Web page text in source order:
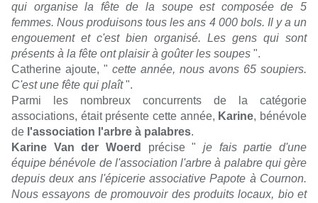
qui organise la fête de la soupe est composée de 5
femmes. Nous produisons tous les ans 4 000 bols. Il y a un
engouement et c'est bien organisé. Les gens qui sont
présents à la fête ont plaisir à goûter les soupes ".
Catherine ajoute, " cette année, nous avons 65 soupiers.
C'est une fête qui plaît".
Parmi les nombreux concurrents de la catégorie
associations, était présente cette année, Karine, bénévole
de l'association l'arbre à palabres.
Karine Van der Woerd
précise "je fais partie d'une
équipe bénévole de l'association l'arbre à palabre qui gère
depuis deux ans l'épicerie associative Papote à Cournon.
Nous essayons de promouvoir des produits locaux, bio et